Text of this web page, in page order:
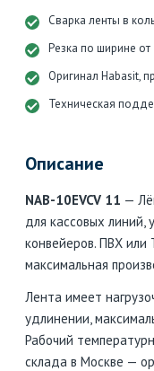
Сварка ленты в
Резка по ширине от
Оригинал Habasit,
Техническая
Описание
NAB-10EVCV 11 —
для кассовых линий,
конвейеров. ПВХ или
максимальная
Лента имеет
удлинении,
Рабочий
склада в Москве —